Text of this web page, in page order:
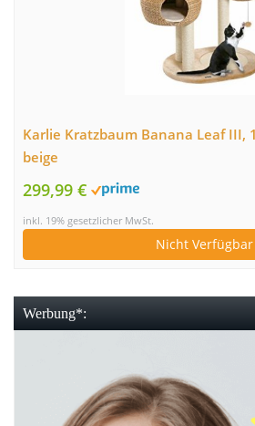
Karlie Kratzbaum Banana Leaf III,
beige
299,99 €
inkl. 19% gesetzlicher MwSt.
Nicht Verfügbar
Werbung*: